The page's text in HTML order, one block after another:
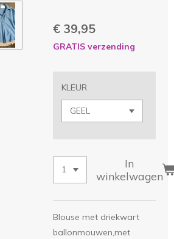
€ 39,95
GRATIS verzending
KLEUR
In
winkelwagen
Blouse met driekwart
ballonmouwen,met